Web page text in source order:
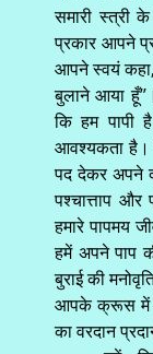
समारी स्त्री
प्रकार आपने
आपने स्वयं कहा,
बुलाने आया
कि हम पापी
आवश्यकता है।
पद देकर अपने
पश्चात्ताप और
हमारे पापमय
हमें अपने पाप
बुराई की
आपके क्रूस में
का वरदान